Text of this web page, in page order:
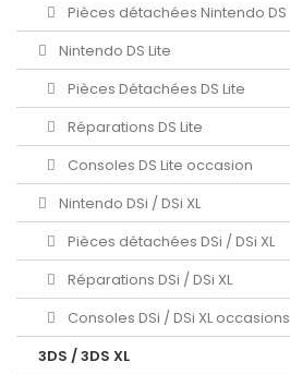
Pièces détachées Nintendo DS
Nintendo DS Lite
Pièces Détachées DS Lite
Réparations DS Lite
Consoles DS Lite occasion
Nintendo DSi / DSi XL
Pièces détachées DSi / DSi XL
Réparations DSi / DSi XL
Consoles DSi / DSi XL occasions
3DS / 3DS XL